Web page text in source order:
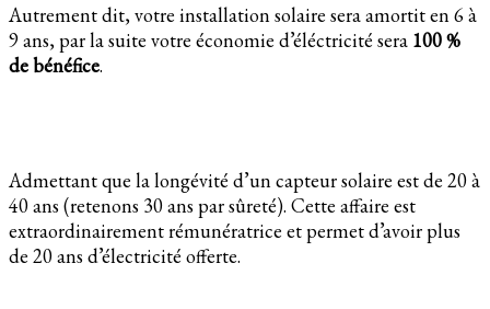
Autrement dit, votre installation solaire sera amortit en 6 à
9 ans, par la suite votre économie d’éléctricité sera 100 %
de bénéfice.
Admettant que la longévité d’un capteur solaire est de 20 à
40 ans (retenons 30 ans par sûreté). Cette affaire est
extraordinairement rémunératrice et permet d’avoir plus
de 20 ans d’électricité offerte.